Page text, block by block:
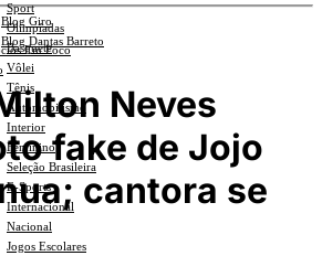
Sport
Olimpíadas
Basquete
Vôlei
Tênis
Automobilismo
Interior
Feminino
Seleção Brasileira
E-Sports
Internacional
Nacional
Jogos Escolares
Em Foco
Blog Giro
Blog Dantas Barreto
Neves
fake de Jojo
cantora se